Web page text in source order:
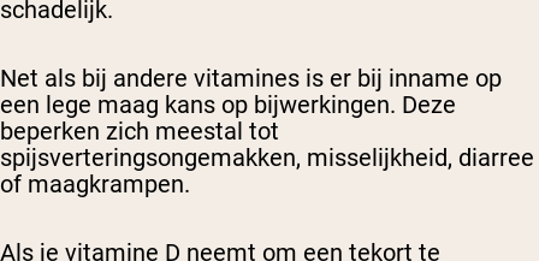
schadelijk.
Net als bij andere vitamines is er bij inname op
een lege maag kans op bijwerkingen. Deze
beperken zich meestal tot
spijsverteringsongemakken, misselijkheid, diarree
of maagkrampen.
Als je vitamine D neemt om een tekort te